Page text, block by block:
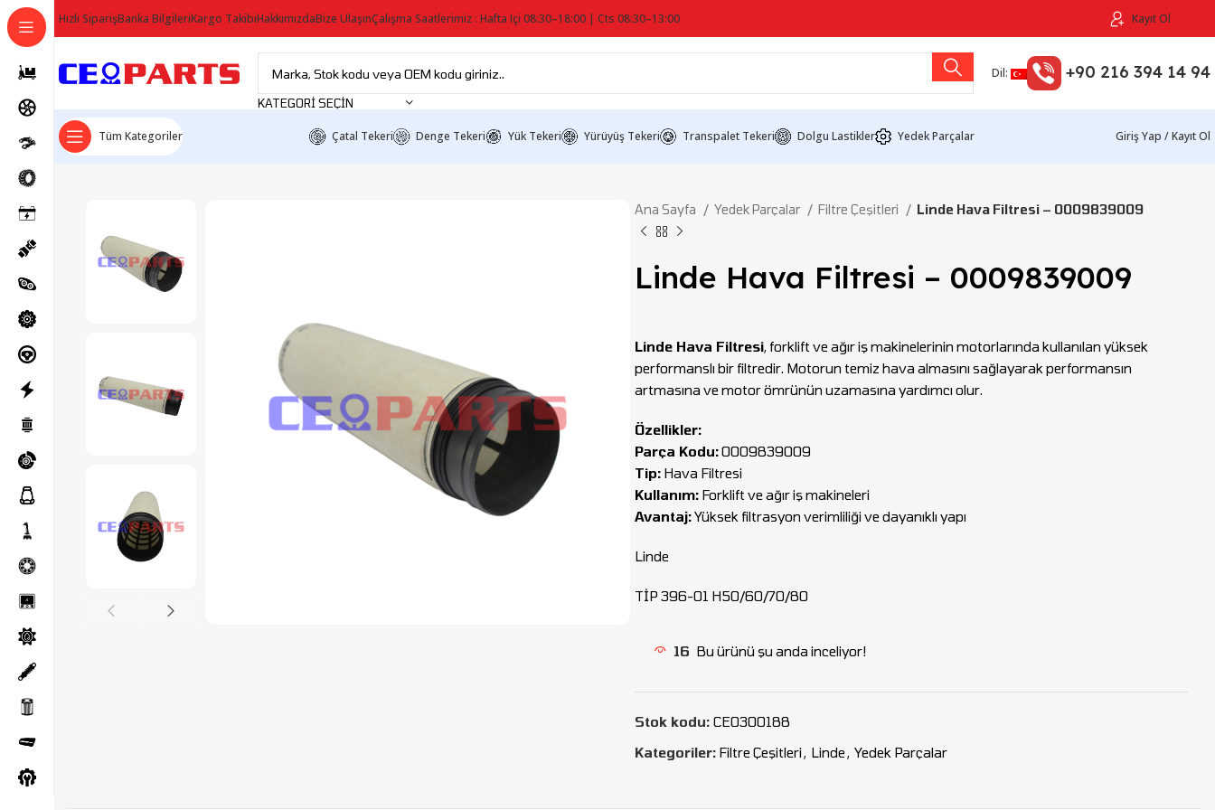
Hızlı SiparişBanka BilgileriKargo TakibiHakkımızdaBize UlaşınÇalışma Saatlerimiz : Hafta Içi 08:30–18:00 | Cts 08:30–13:00 Kayıt Ol
KATEGORI SEÇIN
Dil: +90 216 394 14 94
Tüm Kategoriler Çatal Tekeri Denge Tekeri Yük Tekeri Yürüyüş Tekeri Transpalet Tekeri Dolgu Lastikler Yedek Parçalar Giriş Yap / Kayıt Ol
Ana Sayfa Yedek Parçalar Filtre Çeşitleri Linde Hava Filtresi – 0009839009
Linde Hava Filtresi – 0009839009
Linde Hava Filtresi, forklift ve ağır iş makinelerinin motorlarında kullanılan yüksek
performanslı bir filtredir. Motorun temiz hava almasını sağlayarak performansın
artmasına ve motor ömrünün uzamasına yardımcı olur.
Özellikler:
Parça Kodu:0009839009
Tip: Hava Filtresi
Kullanım: Forklift ve ağır iş makineleri
Avantaj:Yüksek filtrasyon verimliliği ve dayanıklı yapı
Linde
TİP 396-01 H50/60/70/80
16 Bu ürünü şu anda inceliyor!
Stok kodu: CEO300188
Kategoriler: Filtre Çeşitleri, Linde, Yedek Parçalar